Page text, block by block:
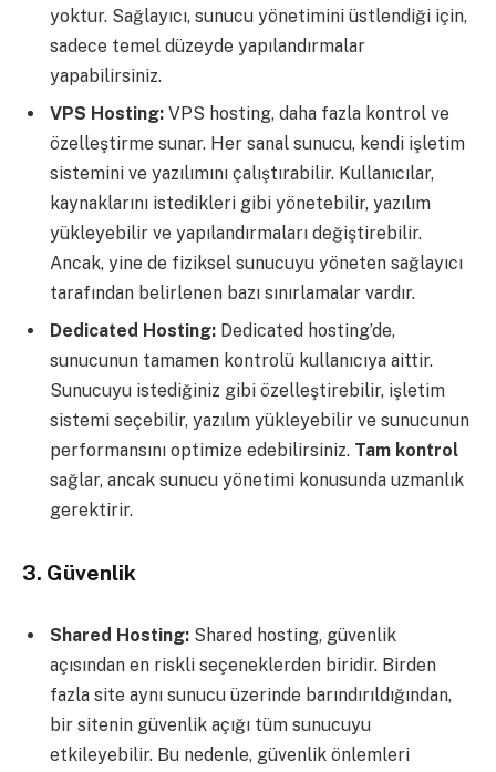
yoktur. Sağlayıcı, sunucu yönetimini üstlendiği için,
sadece temel düzeyde yapılandırmalar
yapabilirsiniz.
VPS Hosting: VPS hosting, daha fazla kontrol ve
özelleştirme sunar. Her sanal sunucu, kendi işletim
sistemini ve yazılımını çalıştırabilir. Kullanıcılar,
kaynaklarını istedikleri gibi yönetebilir, yazılım
yükleyebilir ve yapılandırmaları değiştirebilir.
Ancak, yine de fiziksel sunucuyu yöneten sağlayıcı
tarafından belirlenen bazı sınırlamalar vardır.
Dedicated Hosting: Dedicated hosting’de,
sunucunun tamamen kontrolü kullanıcıya aittir.
Sunucuyu istediğiniz gibi özelleştirebilir, işletim
sistemi seçebilir, yazılım yükleyebilir ve sunucunun
performansını optimize edebilirsiniz. Tam kontrol
sağlar, ancak sunucu yönetimi konusunda uzmanlık
gerektirir.
3. Güvenlik
Shared Hosting: Shared hosting, güvenlik
açısından en riskli seçeneklerden biridir. Birden
fazla site aynı sunucu üzerinde barındırıldığından,
bir sitenin güvenlik açığı tüm sunucuyu
etkileyebilir. Bu nedenle, güvenlik önlemleri